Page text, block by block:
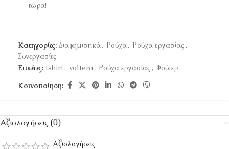
τώρα!
Κατηγορίες: Διαφημιστικά, Ρούχα, Ρούχα εργασίας ,
Συνεργασίες
Ετικέτες: tshirt, voltera, Ρούχα εργασίας , Φούτερ
Κοινοποίηση:
Αξιολογήσεις (0)
Αξιολογήσεις